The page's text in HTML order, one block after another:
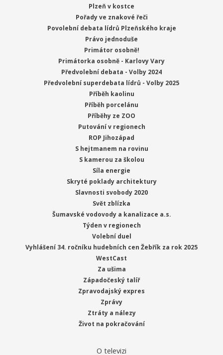
Plzeň v kostce
Pořady ve znakové řeči
Povolební debata lídrů Plzeňského kraje
Právo jednoduše
Primátor osobně!
Primátorka osobně - Karlovy Vary
Předvolební debata - Volby 2024
Předvolební superdebata lídrů - Volby 2025
Příběh kaolinu
Příběh porcelánu
Příběhy ze ZOO
Putování v regionech
ROP Jihozápad
S hejtmanem na rovinu
S kamerou za školou
Síla energie
Skryté poklady architektury
Slavnosti svobody 2020
Svět zblízka
Šumavské vodovody a kanalizace a.s.
Týden v regionech
Volební duel
Vyhlášení 34. ročníku hudebních cen Žebřík za rok 2025
WestCast
Za ušima
Západočeský talíř
Zpravodajský expres
Zprávy
Ztráty a nálezy
Život na pokračování
O televizi